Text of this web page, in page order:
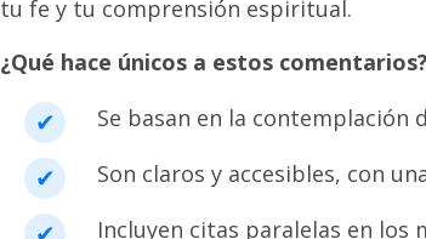
tu fe y tu comprensión espiritual.
¿Qué hace únicos a estos comentarios?
Se basan en la contemplación
Son claros y accesibles, con
Incluyen citas paralelas en